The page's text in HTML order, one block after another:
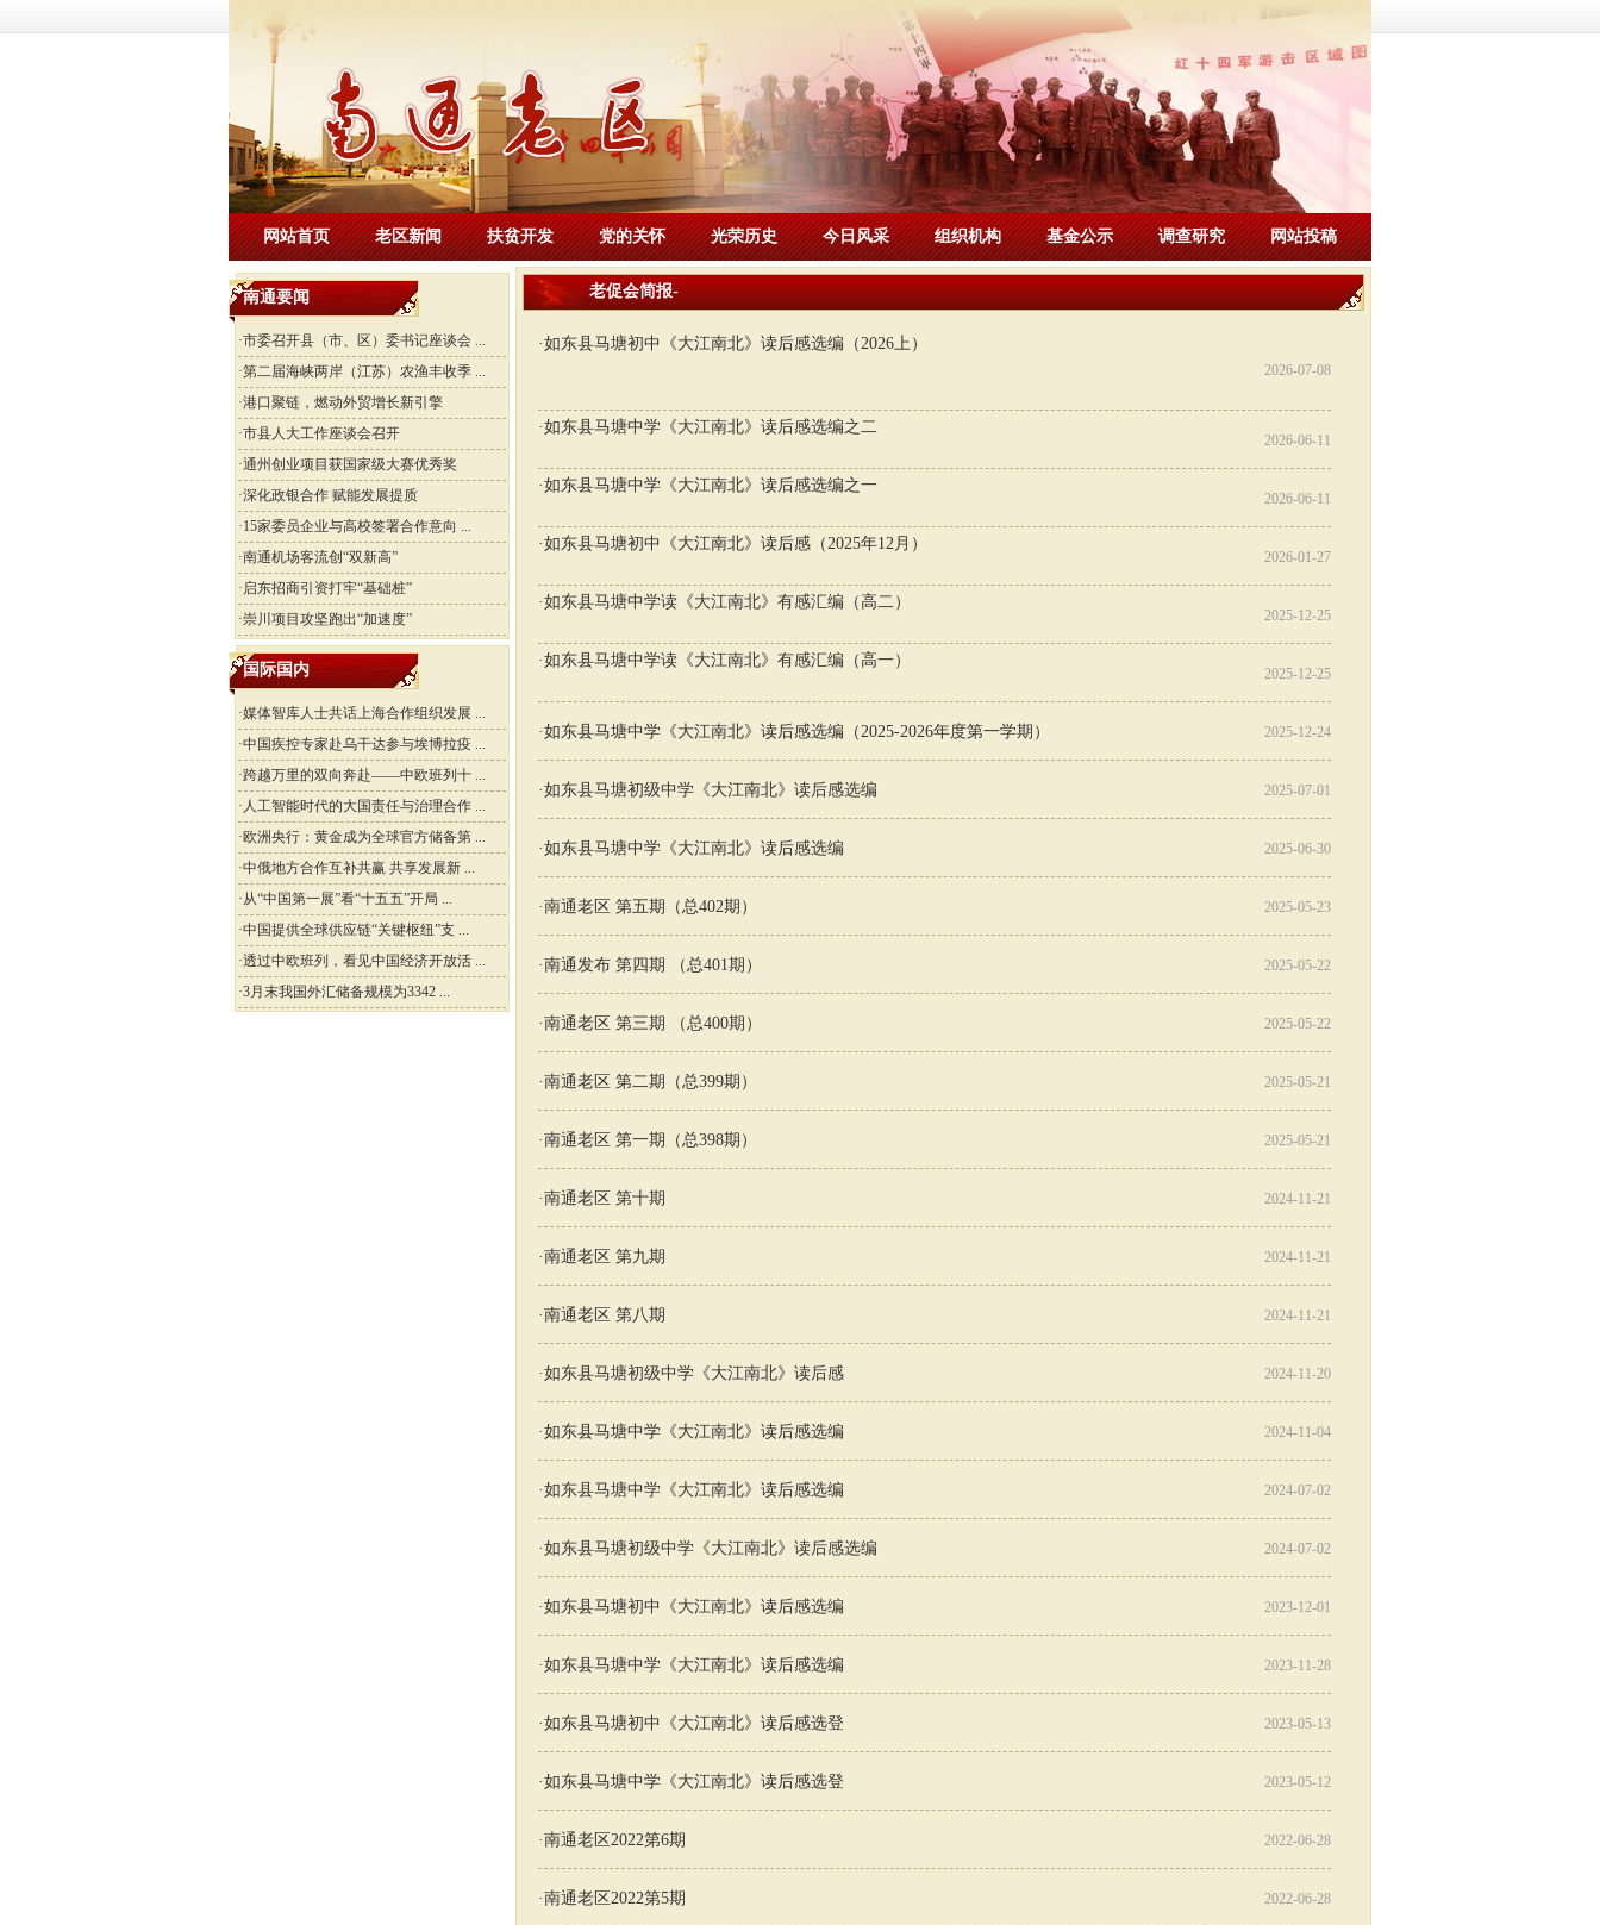
网站首页 老区新闻 扶贫开发 党的关怀 光荣历史 今日风采 组织机构 基金公示 调查研究 网站投稿
南通要闻
·市委召开县（市、区）委书记座谈会 ...
·第二届海峡两岸（江苏）农渔丰收季 ...
·港口聚链，燃动外贸增长新引擎
·市县人大工作座谈会召开
·通州创业项目获国家级大赛优秀奖
·深化政银合作 赋能发展提质
·15家委员企业与高校签署合作意向 ...
·南通机场客流创“双新高”
· 启东招商引资打牢“基础桩”
·崇川项目攻坚跑出“加速度”
国际国内
·媒体智库人士共话上海合作组织发展 ...
·中国疾控专家赴乌干达参与埃博拉疫 ...
·跨越万里的双向奔赴——中欧班列十 ...
· 人工智能时代的大国责任与治理合作 ...
·欧洲央行：黄金成为全球官方储备第 ...
·中俄地方合作互补共赢 共享发展新 ...
·从“中国第一展”看“十五五”开局 ...
·中国提供全球供应链“关键枢纽”支 ...
·透过中欧班列，看见中国经济开放活 ...
·3月末我国外汇储备规模为3342 ...
老促会简报-
·如东县马塘初中《大江南北》读后感选编（2026上）
2026-07-08
·如东县马塘中学《大江南北》读后感选编之二
2026-06-11
·如东县马塘中学《大江南北》读后感选编之一
2026-06-11
·如东县马塘初中《大江南北》读后感（2025年12月）
2026-01-27
·如东县马塘中学读《大江南北》有感汇编（高二）
2025-12-25
·如东县马塘中学读《大江南北》有感汇编（高一）
2025-12-25
·如东县马塘中学《大江南北》读后感选编（2025-2026年度第一学期） 2025-12-24
·如东县马塘初级中学《大江南北》读后感选编 2025-07-01
·如东县马塘中学《大江南北》读后感选编 2025-06-30
·南通老区 第五期（总402期） 2025-05-23
·南通发布 第四期 （总401期） 2025-05-22
·南通老区 第三期 （总400期） 2025-05-22
·南通老区 第二期（总399期） 2025-05-21
·南通老区 第一期（总398期） 2025-05-21
·南通老区 第十期 2024-11-21
·南通老区 第九期 2024-11-21
·南通老区 第八期 2024-11-21
·如东县马塘初级中学《大江南北》读后感 2024-11-20
·如东县马塘中学《大江南北》读后感选编 2024-11-04
·如东县马塘中学《大江南北》读后感选编 2024-07-02
·​如东县马塘初级中学《大江南北》读后感选编 2024-07-02
·如东县马塘初中《大江南北》读后感选编 2023-12-01
·如东县马塘中学《大江南北》读后感选编 2023-11-28
·如东县马塘初中《大江南北》读后感选登 2023-05-13
·如东县马塘中学《大江南北》读后感选登 2023-05-12
·南通老区2022第6期 2022-06-28
·南通老区2022第5期 2022-06-28